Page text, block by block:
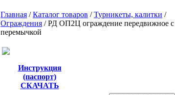
Главная /Каталог товаров /Турникеты, калитки /
Ограждения /РД ОП2Ц ограждение передвижное с
перемычкой
Инструкция
(паспорт)
СКАЧАТЬ